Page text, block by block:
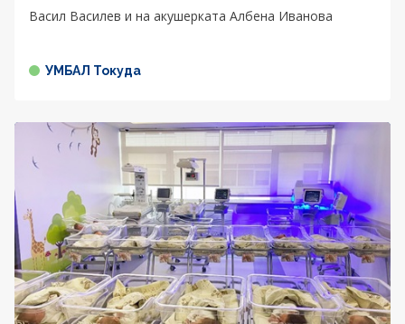
Васил Василев и на акушерката Албена Иванова
УМБАЛ Токуда